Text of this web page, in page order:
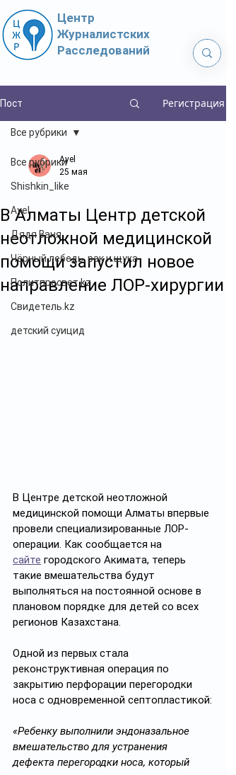
Центр
Журналистских
Расследований
Пост Регистрация
Все рубрики
Shishkin_like
Ayel
Дядя Ваня
Чёрный лебедь, рак и щука
Политпросвет.kz
Свидетель.kz
детский суицид
Все рубрики
В Алматы Центр детской
неотложной медицинской
помощи запустил новое
направление ЛОР-хирургии
Ayel
25 мая
В Центре детской неотложной
медицинской помощи Алматы впервые
провели специализированные ЛОР-
операции. Как сообщается на
сайте городского Акимата, теперь
такие вмешательства будут
выполняться на постоянной основе в
плановом порядке для детей со всех
регионов Казахстана.
Одной из первых стала
реконструктивная операция по
закрытию перфорации перегородки
носа с одновременной септопластикой:
«Ребенку выполнили эндоназальное
вмешательство для устранения
дефекта перегородки носа, который